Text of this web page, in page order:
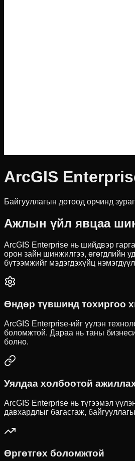
ArcGIS
Байгууллагын дотоод орчинд
Ажлын үйл явцаа
ArcGIS Enterprise нь шийдвэр
орон зайн шинжилгээ, өгөгдлийн
бүтээмжийг мэдэгдэхүйц
Өндөр түвшинд тохиргоо
ArcGIS Enterprise-ийг үүлэн
боломжтой. Дараа нь таны
болно.
Уялдаа холбоотой
ArcGIS Enterprise нь түгээмэл
давхардлыг багасгаж,
Өргөтгөх боломжтой